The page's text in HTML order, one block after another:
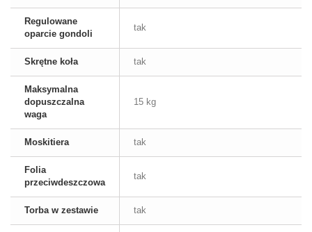
Regulowane
oparcie gondoli
tak
Skrętne koła tak
Maksymalna
dopuszczalna
waga
15 kg
Moskitiera tak
Folia
przeciwdeszczowa
tak
Torba w zestawie tak